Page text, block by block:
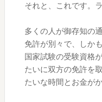
それと、これです。
多くの人が御存知の
免許が別々で、しか
国家試験の受験資格
たいに双方の免許を
たいな時間とお金が